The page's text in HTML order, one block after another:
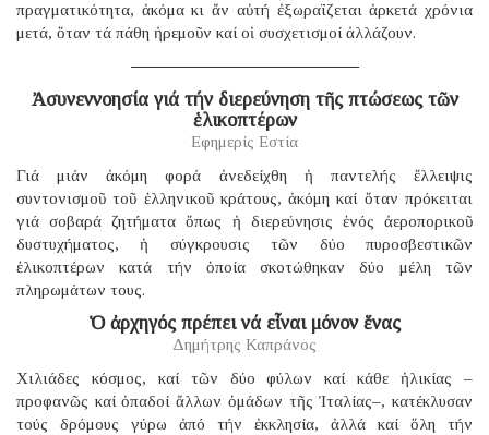
πραγματικότητα, ἀκόμα κι ἄν αὐτή ἐξωραΐζεται ἀρκετά χρόνια
μετά, ὅταν τά πάθη ἠρεμοῦν καί οἱ συσχετισμοί ἀλλάζουν.
Ἀσυνεννοησία γιά τήν διερεύνηση τῆς πτώσεως τῶν
ἑλικοπτέρων
Εφημερίς Εστία
Γιά μιάν ἀκόμη φορά ἀνεδείχθη ἡ παντελής ἔλλειψις
συντονισμοῦ τοῦ ἑλληνικοῦ κράτους, ἀκόμη καί ὅταν πρόκειται
γιά σοβαρά ζητήματα ὅπως ἡ διερεύνησις ἑνός ἀεροπορικοῦ
δυστυχήματος, ἡ σύγκρουσις τῶν δύο πυροσβεστικῶν
ἑλικοπτέρων κατά τήν ὁποία σκοτώθηκαν δύο μέλη τῶν
πληρωμάτων τους.
Ὁ ἀρχηγός πρέπει νά εἶναι μόνον ἕνας
Δημήτρης Καπράνος
Χιλιάδες κόσμος, καί τῶν δύο φύλων καί κάθε ἡλικίας –
προφανῶς καί ὀπαδοί ἄλλων ὁμάδων τῆς Ἰταλίας–, κατέκλυσαν
τούς δρόμους γύρω ἀπό τήν ἐκκλησία, ἀλλά καί ὅλη τήν